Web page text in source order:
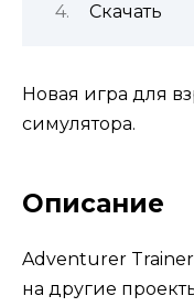
Скачать
Новая игра для
симулятора.
Описание
Adventurer
на другие